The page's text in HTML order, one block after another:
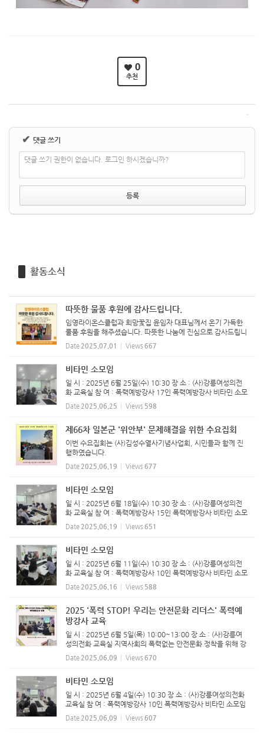
0
추천
✔ 댓글 쓰기
댓글 쓰기 권한이 없습니다. 로그인 하시겠습니까?
활동소식
따뜻한 물품 후원에 감사드립니다.
임영라이온스클럽과 희망꽃집 윤임자 대표님께서 온기 가득한
물품 후원을 해주셨습니다. 따뜻한 나눔에 진심으로 감사드립니
다. ‘강릉여성의전화’에 함께해주신 연대의 손길은 폭력 피해 여
성들의 일상 회복과 자립에 큰 힘이 됩니다. 일시/정기...
Date 2025.07.01 Views 667
비타민 소모임
일 시 : 2025년 6월 25일(수) 10:30 장 소 : (사)강릉여성의전
화 교육실 참 여 : 폭력예방강사 17인 폭력예방강사 비타민 소모
임 진행하였습니다.
Date 2025.06.25 Views 598
제66차 일본군 '위안부' 문제해결을 위한 수요집회
이번 수요집회는 (사)김성수열사기념사업회, 시민들과 함께 진
행하였습니다.
Date 2025.06.19 Views 677
비타민 소모임
일 시 : 2025년 6월 18일(수) 10:30 장 소 : (사)강릉여성의전
화 교육실 참 여 : 폭력예방강사 15인 폭력예방강사 비타민 소모
임 진행하였습니다.
Date 2025.06.19 Views 651
비타민 소모임
일 시 : 2025년 6월 11일(수) 10:30 장 소 : (사)강릉여성의전
화 교육실 참 여 : 폭력예방강사 10인 폭력예방강사 비타민 소모
임 진행하였습니다.
Date 2025.06.16 Views 588
2025 '폭력 STOP! 우리는 안전문화 리더스' 폭력예
방강사 교육
일 시 : 2025년 6월 5일(목) 10:00~13:00 장 소 : (사)강릉여
성의전화 교육실 지역사회의 폭력없는 안전문화 정착을 위해 강
릉시양성평등기금지원사업으로 진행하는 폭력예방교육강사 양
성 과정이 지역주민과 활동가를 대상으로 4월 22일부터 시작되
Date 2025.06.09 Views 670
비타민 소모임
일 시 : 2025년 6월 4일(수) 10:30 장 소 : (사)강릉여성의전화
교육실 참 여 : 폭력예방강사 10인 ​폭력예방강사 비타민 소모임
진행하였습니다.
Date 2025.06.09 Views 607